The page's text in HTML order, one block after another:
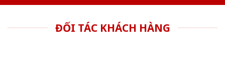
ĐỐI TÁC KHÁCH HÀNG